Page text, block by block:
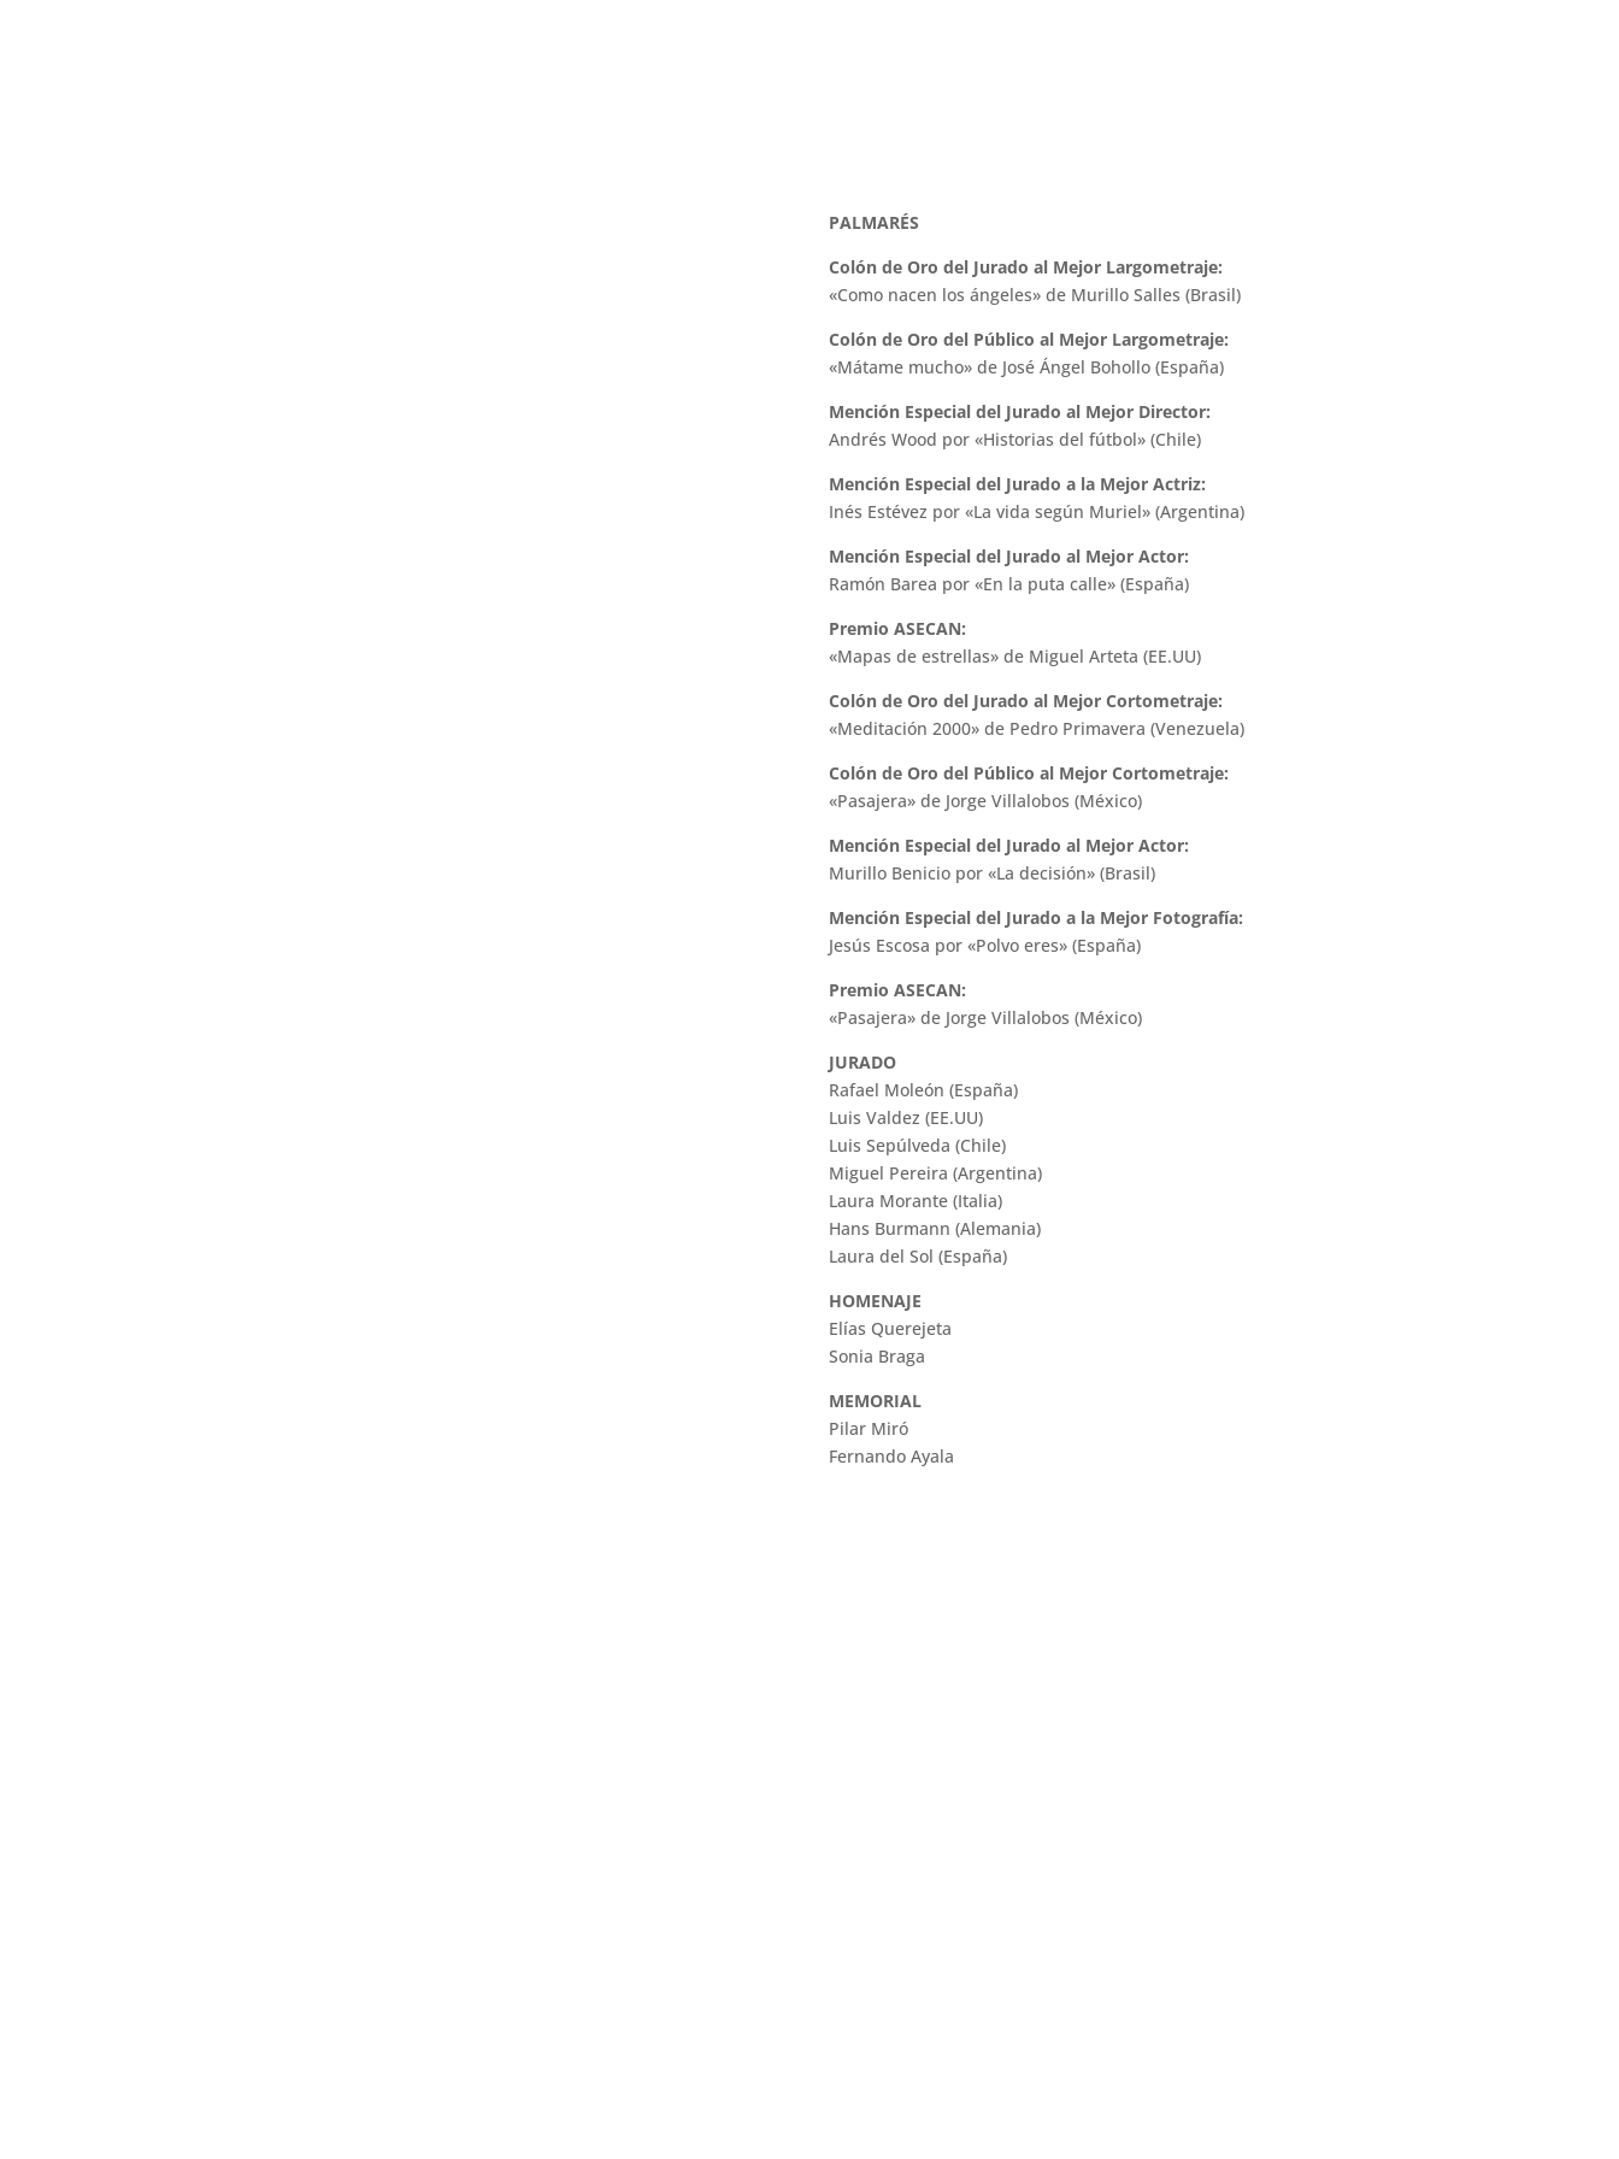
PALMARÉS
Colón de Oro del Jurado al Mejor Largometraje:
«Como nacen los ángeles» de Murillo Salles (Brasil)
Colón de Oro del Público al Mejor Largometraje:
«Mátame mucho» de José Ángel Bohollo (España)
Mención Especial del Jurado al Mejor Director:
Andrés Wood por «Historias del fútbol» (Chile)
Mención Especial del Jurado a la Mejor Actriz:
Inés Estévez por «La vida según Muriel» (Argentina)
Mención Especial del Jurado al Mejor Actor:
Ramón Barea por «En la puta calle» (España)
Premio ASECAN:
«Mapas de estrellas» de Miguel Arteta (EE.UU)
Colón de Oro del Jurado al Mejor Cortometraje:
«Meditación 2000» de Pedro Primavera (Venezuela)
Colón de Oro del Público al Mejor Cortometraje:
«Pasajera» de Jorge Villalobos (México)
Mención Especial del Jurado al Mejor Actor:
Murillo Benicio por «La decisión» (Brasil)
Mención Especial del Jurado a la Mejor Fotografía:
Jesús Escosa por «Polvo eres» (España)
Premio ASECAN:
«Pasajera» de Jorge Villalobos (México)
JURADO
Rafael Moleón (España)
Luis Valdez (EE.UU)
Luis Sepúlveda (Chile)
Miguel Pereira (Argentina)
Laura Morante (Italia)
Hans Burmann (Alemania)
Laura del Sol (España)
HOMENAJE
Elías Querejeta
Sonia Braga
MEMORIAL
Pilar Miró
Fernando Ayala